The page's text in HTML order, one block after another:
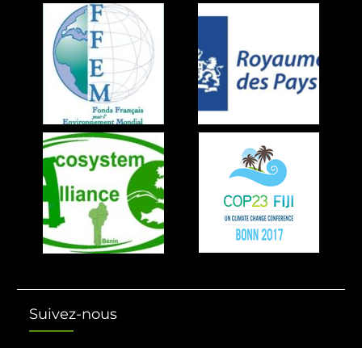
Suivez-nous